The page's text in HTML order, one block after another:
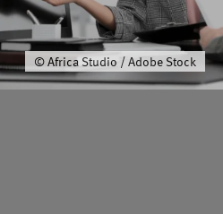
© Africa Studio / Adobe Stock